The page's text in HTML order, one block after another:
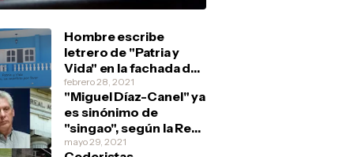
Hombre escribe
letrero de "Patria y
Vida" en la fachada de
su casa y debajo
escribe: "Si tienen, un
marfilito por favor"
febrero 28, 2021
"Miguel Díaz-Canel" ya
es sinónimo de
"singao", según la Real
Academia Española
mayo 29, 2021